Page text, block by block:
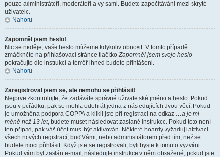
pouze administrátoři, moderátoři a vy sami. Budete započítáváni mezi skryté
uživatele.
Nahoru
Zapomněl jsem heslo!
Nic se neděje, vaše heslo můžeme kdykoliv obnovit. V tomto případě
zmáčkněte na přihlašovací stránce tlačítkoZapomněl jsem svoje heslo,
pokračujte dle instrukcí a téměř ihned budete přihlášeni.
Nahoru
Zaregistroval jsem se, ale nemohu se přihlásit!
Nejprve zkontrolujte, že zadáváte správné uživatelské jméno a heslo. Pokud
jsou v pořádku, pak se mohla odehrát jedna z následujících dvou věcí. Pokud
je umožněna podpora COPPA a klikli jste při registraci na odkaz …a je mi
méně než 13 let, budete muset následovat zaslané instrukce. Pokud toto není
ten případ, pak váš účet musí být aktivován. Některé boardy vyžadují aktivaci
všech nových registrací, buď Vámi, nebo administrátorem před tím, než se
budete moci přihlásit. Když jste se registrovali, byli byste k tomuto vyzváni.
Pokud vám byl zaslán e-mail, následujte instrukce v něm obsažené, pokud jste